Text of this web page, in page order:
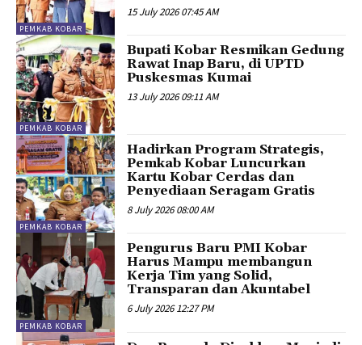
PEMKAB KOBAR
15 July 2026 07:45 AM
PEMKAB KOBAR
Bupati Kobar Resmikan Gedung
Rawat Inap Baru, di UPTD
Puskesmas Kumai
13 July 2026 09:11 AM
PEMKAB KOBAR
Hadirkan Program Strategis,
Pemkab Kobar Luncurkan
Kartu Kobar Cerdas dan
Penyediaan Seragam Gratis
8 July 2026 08:00 AM
PEMKAB KOBAR
Pengurus Baru PMI Kobar
Harus Mampu membangun
Kerja Tim yang Solid,
Transparan dan Akuntabel
6 July 2026 12:27 PM